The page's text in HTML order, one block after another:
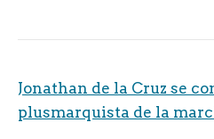
Jonathan de la Cruz se
plusmarquista de la